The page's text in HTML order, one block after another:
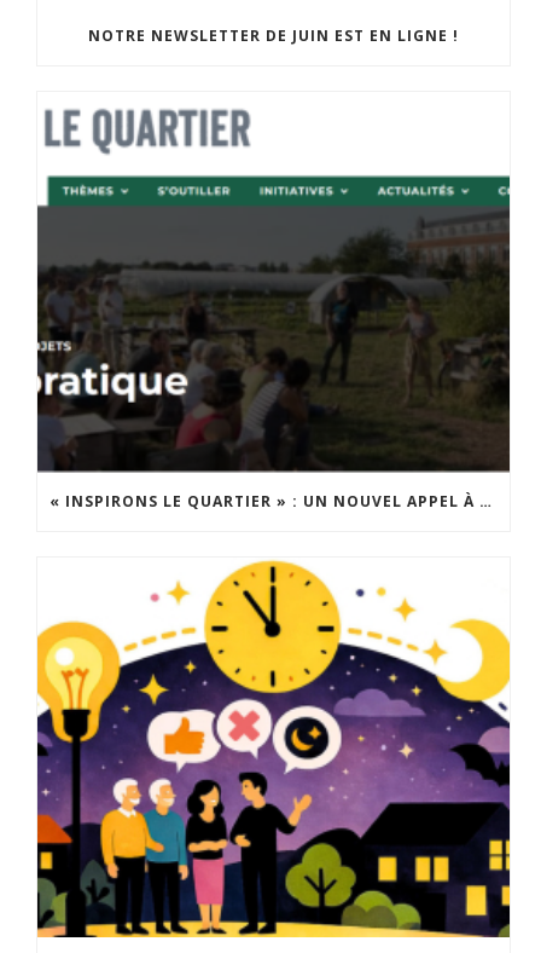
NOTRE NEWSLETTER DE JUIN EST EN LIGNE !
« INSPIRONS LE QUARTIER » : UN NOUVEL APPEL À PROJETS EST LANCÉ !